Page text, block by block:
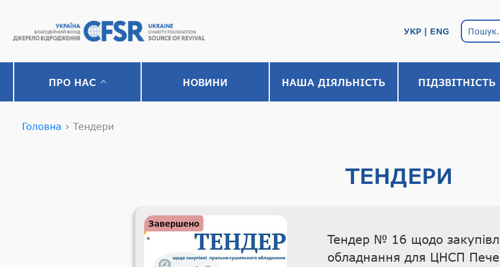
УКР ENG
ПРО НАС НОВИНИ НАША ДІЯЛЬНІСТЬ ПІДЗВІТНІСТЬ
Головна › Тендери
ТЕНДЕРИ
Завершено
Тендер № 16 щодо
обладнання для ЦНСП